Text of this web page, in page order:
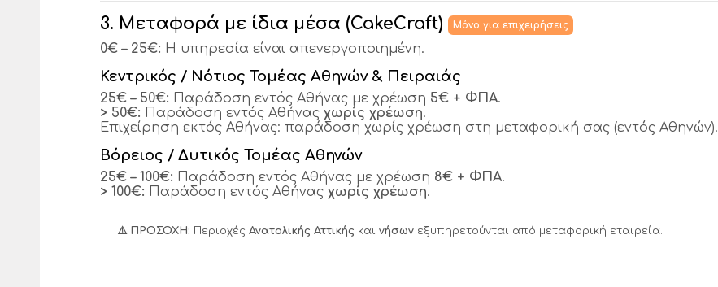
3. Μεταφορά με ίδια μέσα (CakeCraft) Μόνο για επιχειρήσεις
0€ – 25€: Η υπηρεσία είναι απενεργοποιημένη.
Κεντρικός / Νότιος Τομέας Αθηνών & Πειραιάς
25€ – 50€: Παράδοση εντός Αθήνας με χρέωση 5€ + ΦΠΑ.
> 50€: Παράδοση εντός Αθήναςχωρίς χρέωση.
Επιχείρηση εκτός Αθήνας: παράδοση χωρίς χρέωση στη μεταφορική σας (εντός Αθηνών).
Βόρειος / Δυτικός Τομέας Αθηνών
25€ – 100€: Παράδοση εντός Αθήνας με χρέωση 8€ + ΦΠΑ.
> 100€: Παράδοση εντός Αθήναςχωρίς χρέωση.
⚠️ ΠΡΟΣΟΧΗ: ΠεριοχέςΑνατολικής Αττικής καινήσων εξυπηρετούνται από μεταφορική εταιρεία.